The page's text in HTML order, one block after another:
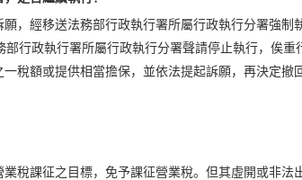
，經移送法務部行政執行署所屬行政執行分署強制
行政執行署所屬行政執行分署聲請停止執行，俟重
稅額或提供相當擔保，並依法提起訴願，再決定撤
稅課征之目標，免予課征營業稅。但其虛開或非法